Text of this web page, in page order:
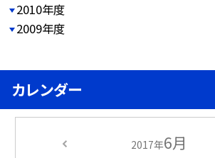
2010年度
2009年度
カレンダー
2017年6月